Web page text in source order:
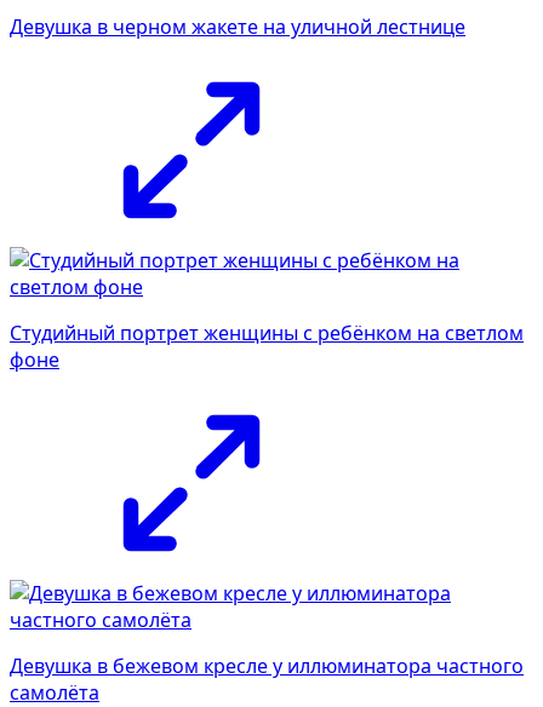
Девушка в черном жакете на уличной лестнице
Студийный портрет женщины с ребёнком на светлом
фоне
Девушка в бежевом кресле у иллюминатора частного
самолёта